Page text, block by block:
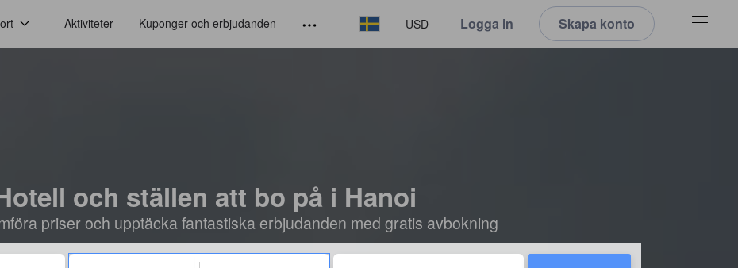
Aktiviteter Kuponger och erbjudanden USD Logga in Skapa konto
och ställen att bo på i Hanoi
priser och upptäcka fantastiska erbjudanden med gratis avbokning